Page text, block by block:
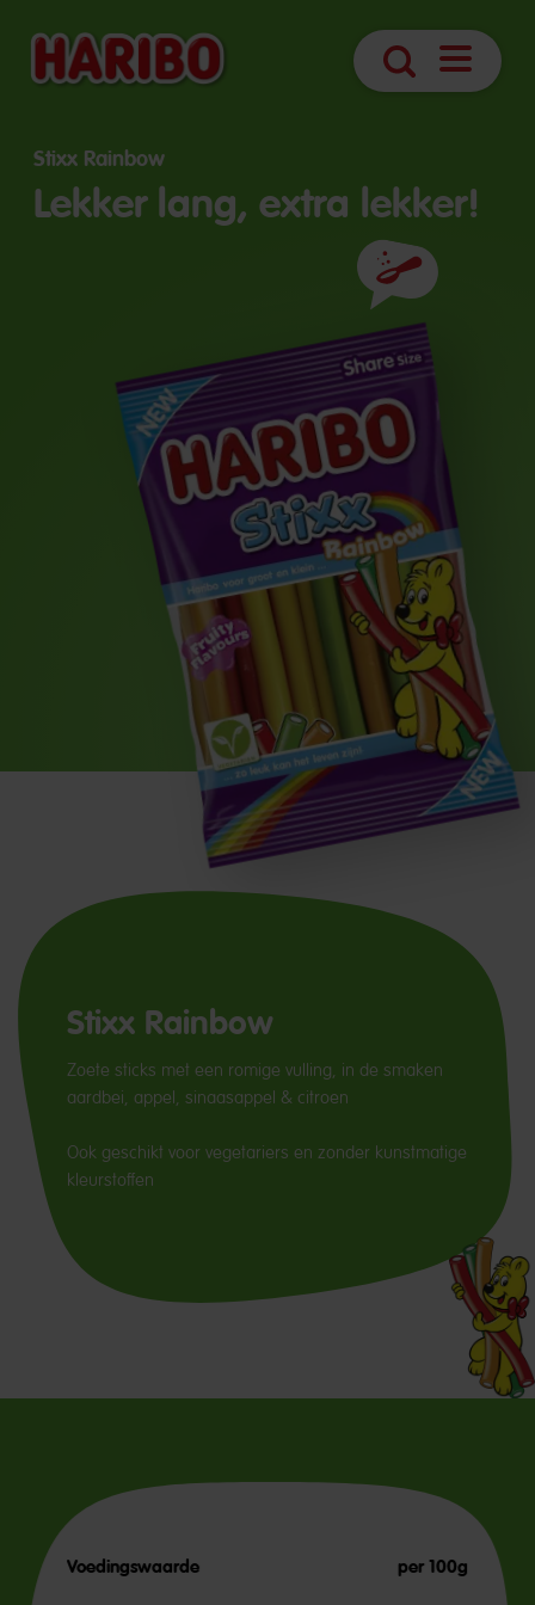
Zoek
Navigatie
Stixx Rainbow
Lekker lang, extra lekker!
Ingrediënten
Stixx Rainbow
Zoete sticks met een romige vulling, in de smaken
aardbei, appel, sinaasappel & citroen
Ook geschikt voor vegetariers en zonder kunstmatige
kleurstoffen
Voedingswaarde per 100g